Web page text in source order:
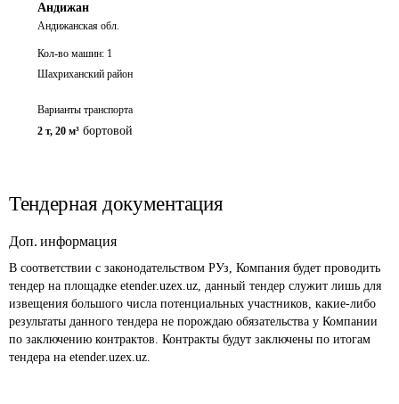
Андижан
Андижанская обл.
Кол-во машин: 1
Шахриханский район
Варианты транспорта
2 т, 20 м³ бортовой
Тендерная документация
Доп. информация
В соответствии с законодательством РУз, Компания будет проводить
тендер на площадке etender.uzex.uz, данный тендер служит лишь для
извещения большого числа потенциальных участников, какие-либо
результаты данного тендера не порождаю обязательства у Компании
по заключению контрактов. Контракты будут заключены по итогам
тендера на etender.uzex.uz.